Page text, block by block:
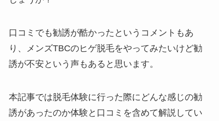
口コミでも勧誘が酷かったというコメントもあ
り、メンズTBCのヒゲ脱毛をやってみたいけど勧
誘が不安という声もあると思います。
本記事では脱毛体験に行った際にどんな感じの勧
誘があったのか体験と口コミを含めて解説してい